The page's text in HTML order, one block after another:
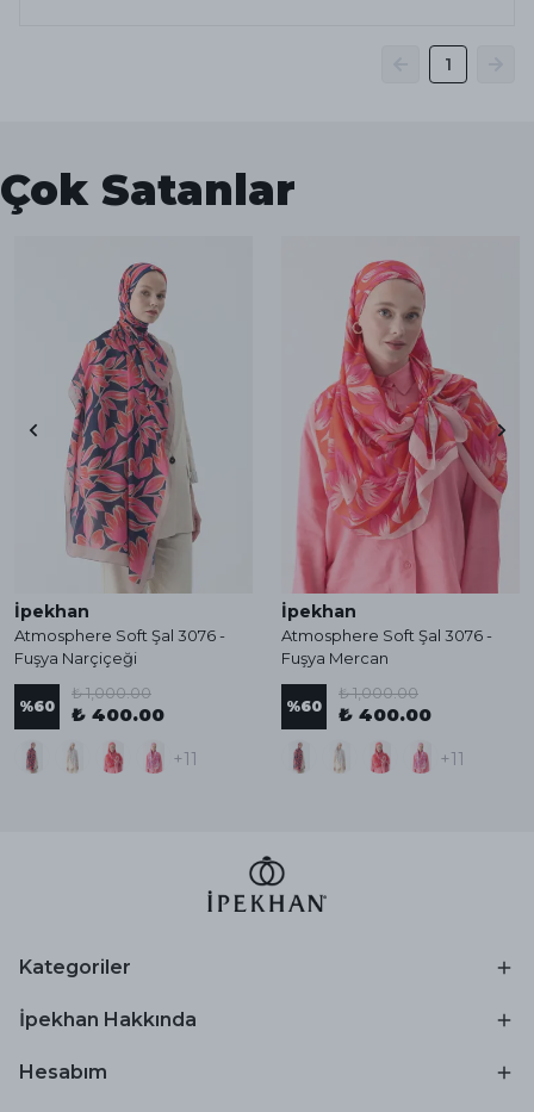
1
Çok Satanlar
İpekhan
Atmosphere Soft Şal 3076 -
Fuşya Narçiçeği
%60
₺ 1,000.00
₺ 400.00
+11
İpekhan
Atmosphere Soft Şal 3076 -
Fuşya Mercan
%60
₺ 1,000.00
₺ 400.00
+11
Kategoriler
İpekhan Hakkında
Hesabım